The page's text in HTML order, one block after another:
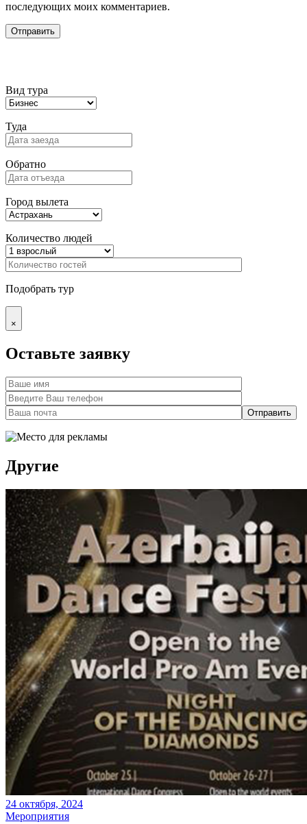
последующих моих комментариев.
Вид тура
Туда
Обратно
Город вылета
Количество людей
Подобрать тур
×
Оставьте заявку
Другие
24 октября, 2024
Мероприятия